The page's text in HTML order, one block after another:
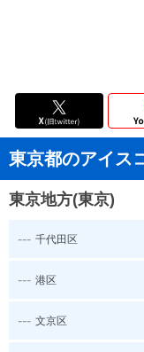
東京都のアイス
東京地方(東京)
--- 千代田区
--- 港区
--- 文京区